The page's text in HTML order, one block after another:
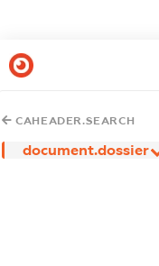
CAHEADER.SEARCH
document.dossier